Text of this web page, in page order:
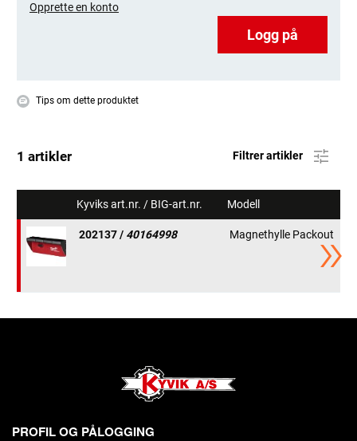
Opprette en konto
Logg på
Tips om dette produktet
1 artikler Filtrer artikler
Kyviks art.nr. / BIG-art.nr. Modell
202137 / 40164998 Magnethylle Packout
PROFIL OG PÅLOGGING